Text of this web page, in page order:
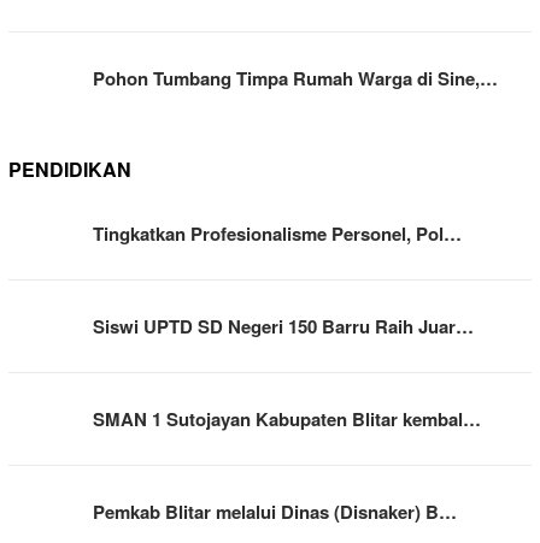
Pohon Tumbang Timpa Rumah Warga di Sine,…
PENDIDIKAN
Tingkatkan Profesionalisme Personel, Pol…
Siswi UPTD SD Negeri 150 Barru Raih Juar…
SMAN 1 Sutojayan Kabupaten Blitar kembal…
Pemkab Blitar melalui Dinas (Disnaker) B…